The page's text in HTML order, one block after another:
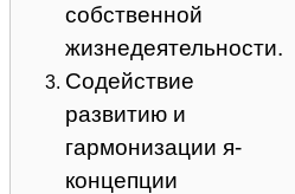
собственной
жизнедеятельности.
Содействие
развитию и
гармонизации я-
концепции